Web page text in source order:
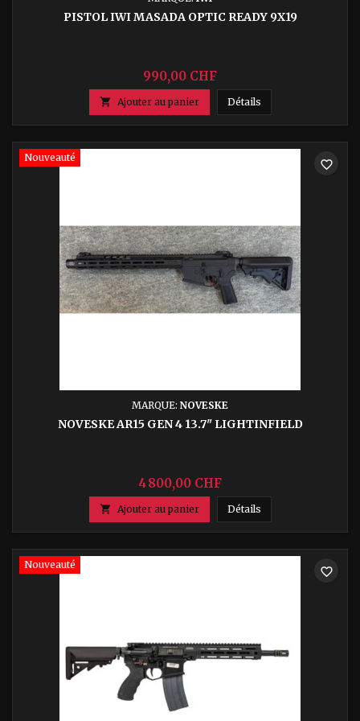
PISTOL IWI MASADA OPTIC READY 9X19
990,00 CHF
 Ajouter au panier DétailsPistol IWI Masada
Nouveauté
MARQUE: NOVESKE
NOVESKE AR15 GEN 4 13.7" LIGHTINFIELD
4 800,00 CHF
 Ajouter au panier DétailsNoveske AR15 Gen
favorite_border
Nouveauté favorite_border